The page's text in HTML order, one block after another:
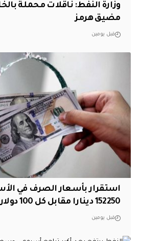
وزارة النفط: ناقلات محملة
مضيق هرمز
قبل يومين
استقرار بأسعار الصرف في
152250 دينارا مقابل كل 100 دولار
قبل يومين